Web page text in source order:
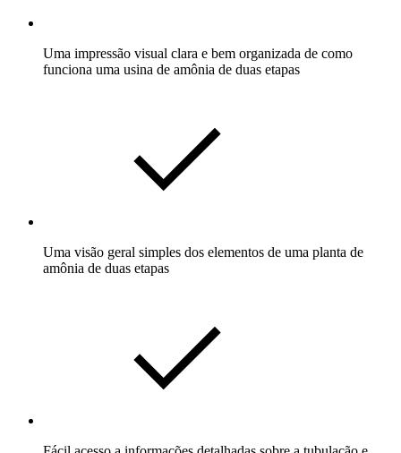
Uma impressão visual clara e bem organizada de como
funciona uma usina de amônia de duas etapas
Uma visão geral simples dos elementos de uma planta de
amônia de duas etapas